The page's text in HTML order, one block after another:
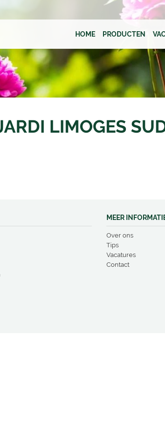
HOME PRODUCTEN
LIMOGES
MEER
Over ons
Tips
Vacatures
Contact